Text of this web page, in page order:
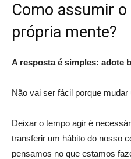
Como assumir
própria mente?
A resposta é simples: adote
Não vai ser fácil porque
Deixar o tempo agir é
transferir um hábito do nosso
pensamos no que estamos